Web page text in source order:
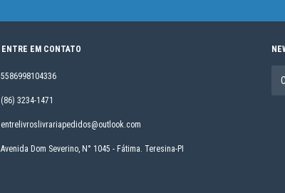
ENTRE EM CONTATO
5586998104336
(86) 3234-1471
entrelivroslivrariapedidos@outlook.com
Avenida Dom Severino, N° 1045 - Fátima. Teresina-PI